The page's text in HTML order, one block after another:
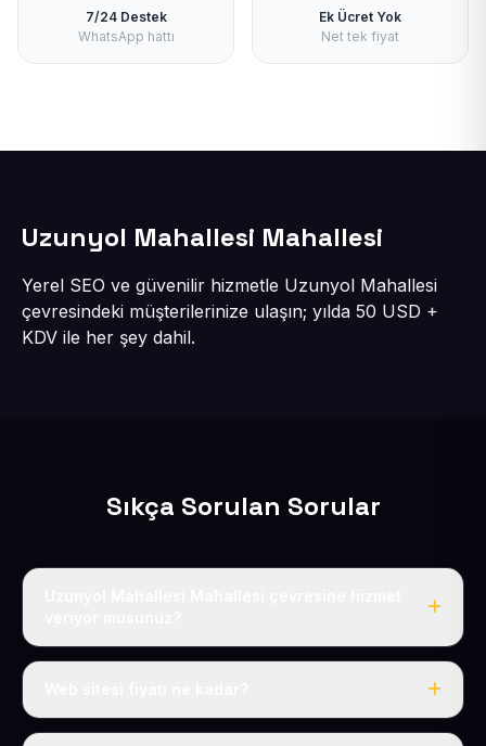
7/24 Destek
WhatsApp hattı
Ek Ücret Yok
Net tek fiyat
Uzunyol Mahallesi Mahallesi
Yerel SEO ve güvenilir hizmetle Uzunyol Mahallesi
çevresindeki müşterilerinize ulaşın; yılda 50 USD +
KDV ile her şey dahil.
Sıkça Sorulan Sorular
Evet, Uzunyol Mahallesi dahil tüm Pınarbaşı ve
Tek fiyat: yılda 50 USD + KDV, her şey dahil.